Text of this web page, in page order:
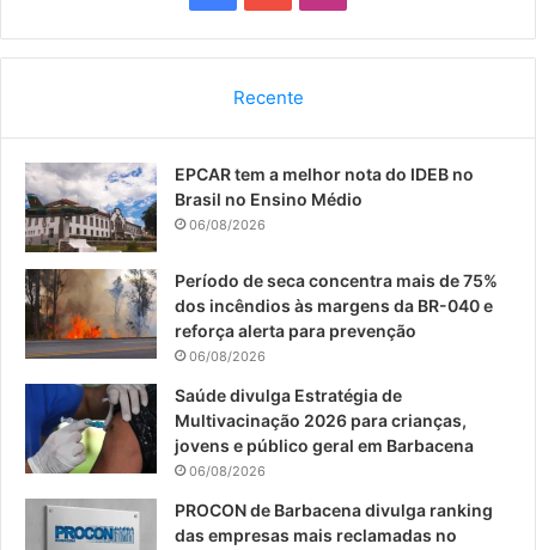
a
b
o
o
o
u
e
n
a
r
Recente
EPCAR tem a melhor nota do IDEB no
Brasil no Ensino Médio
06/08/2026
Período de seca concentra mais de 75%
dos incêndios às margens da BR-040 e
reforça alerta para prevenção
06/08/2026
Saúde divulga Estratégia de
Multivacinação 2026 para crianças,
jovens e público geral em Barbacena
06/08/2026
PROCON de Barbacena divulga ranking
das empresas mais reclamadas no